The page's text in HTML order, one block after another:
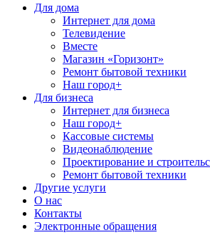
Для дома
Интернет для дома
Телевидение
Вместе
Магазин «Горизонт»
Ремонт бытовой техники
Наш город+
Для бизнеса
Интернет для бизнеса
Наш город+
Кассовые системы
Видеонаблюдение
Проектирование и
Ремонт бытовой техники
Другие услуги
О нас
Контакты
Электронные обращения